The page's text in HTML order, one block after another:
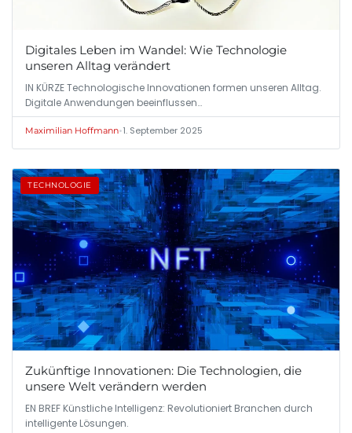
Digitales Leben im Wandel: Wie Technologie
unseren Alltag verändert
IN KÜRZE Technologische Innovationen formen unseren Alltag.
Digitale Anwendungen beeinflussen…
Maximilian Hoffmann•1. September 2025
TECHNOLOGIE
Zukünftige Innovationen: Die Technologien, die
unsere Welt verändern werden
EN BREF Künstliche Intelligenz: Revolutioniert Branchen durch
intelligente Lösungen.